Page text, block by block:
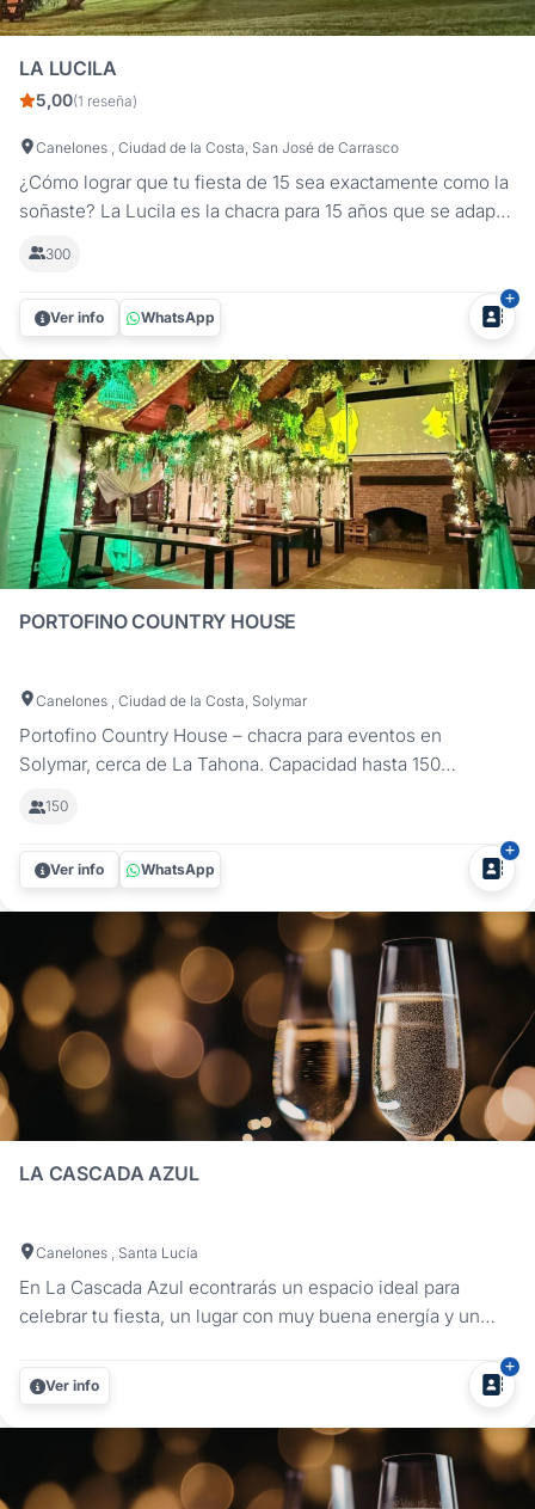
LA LUCILA
5,00(1 reseña)
Canelones , Ciudad de la Costa, San José de Carrasco
¿Cómo lograr que tu fiesta de 15 sea exactamente como la
soñaste? La Lucila es la chacra para 15 años que se adapta
nivel para quienes buscan una celebración elegante y
exclusiva,...
300
Ver info WhatsApp
PORTOFINO COUNTRY HOUSE
Canelones , Ciudad de la Costa, Solymar
Portofino Country House – chacra para eventos en
Solymar, cerca de La Tahona. Capacidad hasta 150
gastronomía, decoración y discoteca incluida. En Portofino
Country House podés celebrar tu casamiento, cumpleaños
de 15, bar o bat mitzvá,...
150
Ver info WhatsApp
LA CASCADA AZUL
Canelones , Santa Lucía
En La Cascada Azul econtrarás un espacio ideal para
celebrar tu fiesta, un lugar con muy buena energía y un
asegurada. Rodeado de un hermoso entorno natural, La
Cascada Azul es el lugar ideal para realizar bodas al aire
libre, cumpleaños de...
Ver info